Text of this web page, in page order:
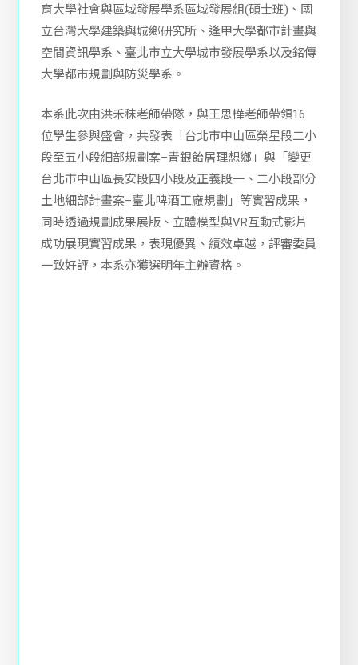
空間資訊學系、臺北市立大學城市發展學系以及銘傳
大學都市規劃與防災學系。
本系此次由洪禾秣老師帶隊，與王思樺老師帶領16
段至五小段細部規劃案–青銀飴居理想鄉」與「變更
台北市中山區長安段四小段及正義段一、二小段部分
土地細部計畫案–臺北啤酒工廠規劃」等實習成果，
同時透過規劃成果展版、立體模型與VR互動式影片
成功展現實習成果，表現優異、績效卓越，評審委員
一致好評，本系亦獲選明年主辦資格。